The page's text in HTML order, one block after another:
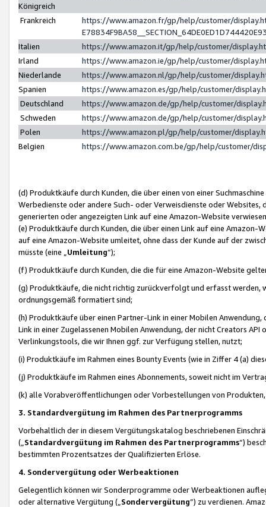
Königreich
Frankreich
https://www.amazon.fr/gp/help/customer/
Italien
https://www.amazon.it/gp/help/customer/
Irland
https://www.amazon.ie/gp/help/customer/
Niederlande
https://www.amazon.nl/gp/help/customer/
Spanien
https://www.amazon.es/gp/help/customer/
Deutschland
https://www.amazon.de/gp/help/customer/
Schweden
https://www.amazon.de/gp/help/customer/
Polen
https://www.amazon.pl/gp/help/customer/
Belgien
https://www.amazon.com.be/gp/help/customer/
(d) Produktkäufe durch Kunden, die über einen von einer
Werbedienste oder andere Such- oder Verweisdienste oder Websites,
generierten oder angezeigten Link auf eine Amazon-Website
(e) Produktkäufe durch Kunden, die über einen Link auf eine
auf eine Amazon-Website umleitet, ohne dass der Kunde auf der
müsste (eine „ Umleitung“);
(f) Produktkäufe durch Kunden, die die für eine Amazon-Website
(g) Produktkäufe, die nicht richtig zurückverfolgt und erfasst werden,
ordnungsgemäß formatiert sind;
(h) Produktkäufe über einen Partner-Link in einer Mobilen
Link in einer Zugelassenen Mobilen Anwendung, der nicht Creators
Verlinkungstools, die wir Ihnen ggf. zur Verfügung stellen, nutzt;
(i) Produktkäufe im Rahmen eines Bounty Events (wie in Ziffer 4 (a)
(j) Produktkäufe im Rahmen eines Abonnements, soweit nicht im
(k) alle Vorabveröffentlichungen oder Vorbestellungen von
3. Standardvergütung im Rahmen des Partnerprogramms
Vorbehaltlich der in diesem Vergütungskatalog beschriebenen
(„ Standardvergütung im Rahmen des Partnerprogramms“)
bestimmten Prozentsatzes der Qualifizierten Erlöse.
4. Sondervergütung oder Werbeaktionen
Gelegentlich können wir Sonderprogramme oder Werbeaktionen
oder alternative Vergütung („ Sondervergütung”) zu verdienen.